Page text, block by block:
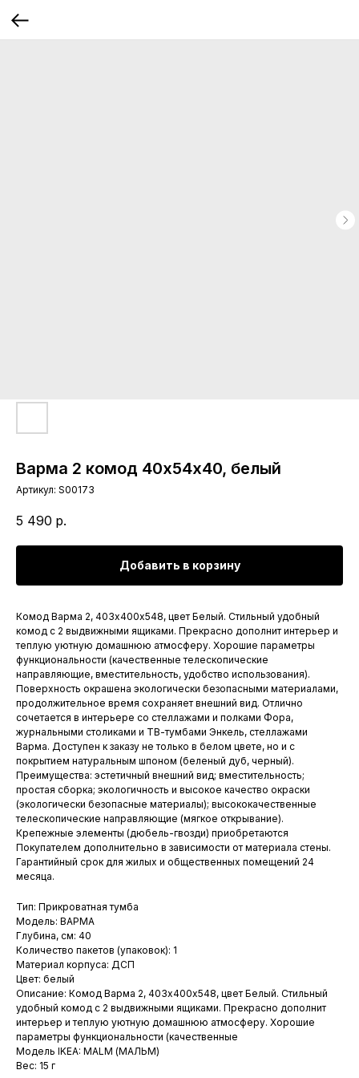
Варма 2 комод 40х54х40, белый
Артикул: S00173
5 490 р.
Добавить в корзину
Комод Варма 2, 403х400х548, цвет Белый. Стильный удобный
комод с 2 выдвижными ящиками. Прекрасно дополнит интерьер и
теплую уютную домашнюю атмосферу. Хорошие параметры
функциональности (качественные телескопические
направляющие, вместительность, удобство использования).
Поверхность окрашена экологически безопасными материалами,
продолжительное время сохраняет внешний вид. Отлично
сочетается в интерьере со стеллажами и полками Фора,
журнальными столиками и ТВ-тумбами Энкель, стеллажами
Варма. Доступен к заказу не только в белом цвете, но и с
покрытием натуральным шпоном (беленый дуб, черный).
Преимущества: эстетичный внешний вид; вместительность;
простая сборка; экологичность и высокое качество окраски
(экологически безопасные материалы); высококачественные
телескопические направляющие (мягкое открывание).
Крепежные элементы (дюбель-гвозди) приобретаются
Покупателем дополнительно в зависимости от материала стены.
Гарантийный срок для жилых и общественных помещений 24
месяца.
Тип: Прикроватная тумба
Модель: ВАРМА
Глубина, см: 40
Количество пакетов (упаковок): 1
Материал корпуса: ДСП
Цвет: белый
Описание: Комод Варма 2, 403х400х548, цвет Белый. Стильный
удобный комод с 2 выдвижными ящиками. Прекрасно дополнит
интерьер и теплую уютную домашнюю атмосферу. Хорошие
параметры функциональности (качественные
Модель IKEA: MALM (МАЛЬМ)
Вес: 15 г